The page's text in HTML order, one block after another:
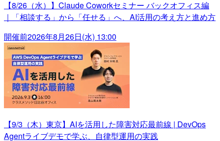
【8/26（水）】Claude Coworkセミナー バックオフィス編
｜「相談する」から「任せる」へ、AI活用の考え方と進め方
開催前2026年8月26日(水) 13:00
【9/3（木）東京】AIを活用した障害対応最前線 | DevOps
Agentライブデモで学ぶ、自律型運用の実践